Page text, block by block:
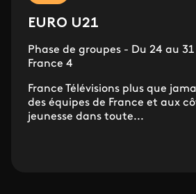
EURO U21
Phase de groupes - Du 24 au
France 4
France Télévisions plus que
des équipes de France et aux
jeunesse dans toute...